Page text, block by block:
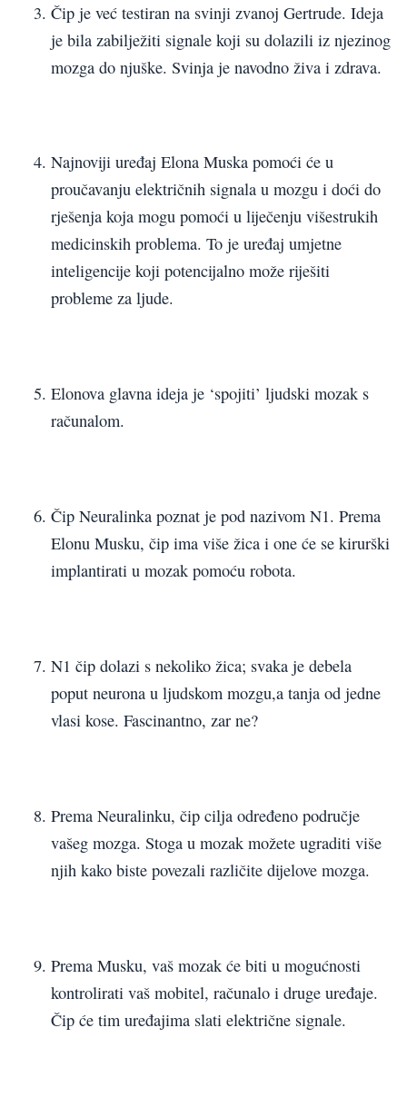
Čip je već testiran na svinji zvanoj Gertrude. Ideja
je bila zabilježiti signale koji su dolazili iz njezinog
mozga do njuške. Svinja je navodno živa i zdrava.
Najnoviji uređaj Elona Muska pomoći će u
proučavanju električnih signala u mozgu i doći do
rješenja koja mogu pomoći u liječenju višestrukih
medicinskih problema. To je uređaj umjetne
inteligencije koji potencijalno može riješiti
probleme za ljude.
Elonova glavna ideja je ‘spojiti’ ljudski mozak s
računalom.
Čip Neuralinka poznat je pod nazivom N1. Prema
Elonu Musku, čip ima više žica i one će se kirurški
implantirati u mozak pomoću robota.
N1 čip dolazi s nekoliko žica; svaka je debela
poput neurona u ljudskom mozgu,a tanja od jedne
vlasi kose. Fascinantno, zar ne?
Prema Neuralinku, čip cilja određeno područje
vašeg mozga. Stoga u mozak možete ugraditi više
njih kako biste povezali različite dijelove mozga.
Prema Musku, vaš mozak će biti u mogućnosti
kontrolirati vaš mobitel, računalo i druge uređaje.
Čip će tim uređajima slati električne signale.